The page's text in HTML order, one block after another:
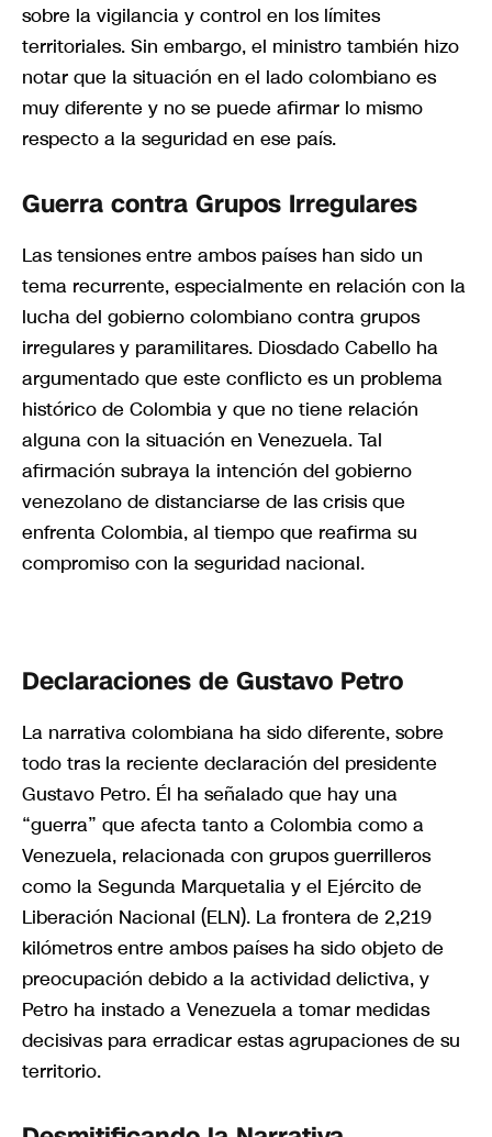
sobre la vigilancia y control en los límites
territoriales. Sin embargo, el ministro también hizo
notar que la situación en el lado colombiano es
muy diferente y no se puede afirmar lo mismo
respecto a la seguridad en ese país.
Guerra contra Grupos Irregulares
Las tensiones entre ambos países han sido un
tema recurrente, especialmente en relación con la
lucha del gobierno colombiano contra grupos
irregulares y paramilitares. Diosdado Cabello ha
argumentado que este conflicto es un problema
histórico de Colombia y que no tiene relación
alguna con la situación en Venezuela. Tal
afirmación subraya la intención del gobierno
venezolano de distanciarse de las crisis que
enfrenta Colombia, al tiempo que reafirma su
compromiso con la seguridad nacional.
Declaraciones de Gustavo Petro
La narrativa colombiana ha sido diferente, sobre
todo tras la reciente declaración del presidente
Gustavo Petro. Él ha señalado que hay una
“guerra” que afecta tanto a Colombia como a
Venezuela, relacionada con grupos guerrilleros
como la Segunda Marquetalia y el Ejército de
Liberación Nacional (ELN). La frontera de 2,219
kilómetros entre ambos países ha sido objeto de
preocupación debido a la actividad delictiva, y
Petro ha instado a Venezuela a tomar medidas
decisivas para erradicar estas agrupaciones de su
territorio.